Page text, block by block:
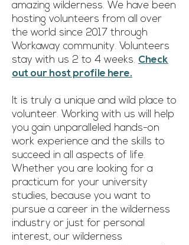
amazing wilderness. We have been
hosting volunteers from all over
the world since 2017 through
Workaway community. Volunteers
stay with us 2 to 4 weeks. Check
out our host profile here.
It is truly a unique and wild place to
volunteer. Working with us will help
you gain unparalleled hands-on
work experience and the skills to
succeed in all aspects of life.
Whether you are looking for a
practicum for your university
studies, because you want to
pursue a career in the wilderness
industry or just for personal
interest, our wilderness